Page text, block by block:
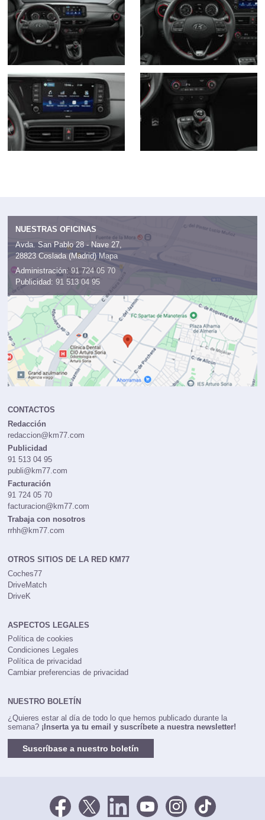
NUESTRAS OFICINAS
Avda. San Pablo 28 - Nave 27,
28823 Coslada (Madrid) Mapa
Administración: 91 724 05 70
Publicidad: 91 513 04 95
CONTACTOS
Redacción
redaccion@km77.com
Publicidad
91 513 04 95
publi@km77.com
Facturación
91 724 05 70
facturacion@km77.com
Trabaja con nosotros
rrhh@km77.com
OTROS SITIOS DE LA RED KM77
Coches77
DriveMatch
DriveK
ASPECTOS LEGALES
Política de cookies
Condiciones Legales
Política de privacidad
Cambiar preferencias de privacidad
NUESTRO BOLETÍN
¿Quieres estar al día de todo lo que hemos publicado durante la
semana? ¡Inserta ya tu email y suscríbete a nuestra newsletter!
Suscríbase a nuestro boletín